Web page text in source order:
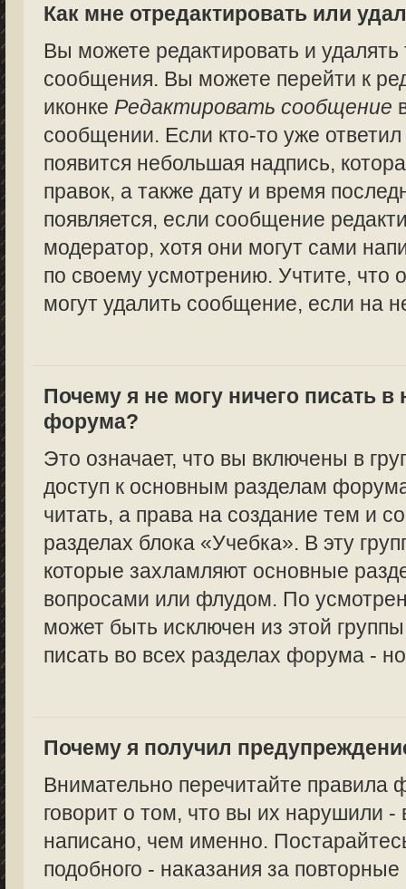
Как мне отредактировать или
Вы можете редактировать и
сообщения. Вы можете перейти к
иконке Редактировать сообщение
сообщении. Если кто-то уже
появится небольшая надпись,
правок, а также дату и время
появляется, если сообщение
модератор, хотя они могут сами
по своему усмотрению. Учтите, что
могут удалить сообщение, если на
Почему я не могу ничего писать в
форума?
Это означает, что вы включены в
доступ к основным разделам
читать, а права на создание тем и
разделах блока «Учебка». В эту
которые захламляют основные
вопросами или флудом. По
может быть исключен из этой
писать во всех разделах форума -
Почему я получил
Внимательно перечитайте
говорит о том, что вы их нарушили -
написано, чем именно.
подобного - наказания за